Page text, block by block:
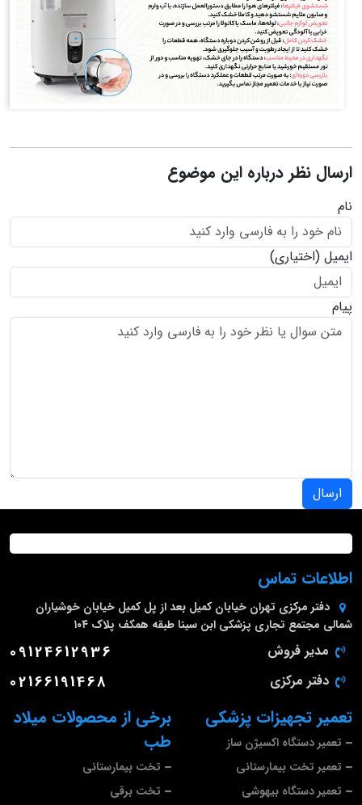
ارسال نظر درباره این موضوع
نام
ایمیل (اختیاری)
پیام
ارسال
برخی از محصولات میلاد
طب
تخت بیمارستانی
تخت برقی
تعمیر تجهیزات پزشکی
تعمیر دستگاه اکسیژن ساز
تعمیر تخت بیمارستانی
تعمیر دستگاه بیهوشی
اطلاعات تماس
دفتر مرکزی تهران خیابان کمیل بعد از پل کمیل خیابان خوشیاران
شمالی مجتمع تجاری پزشکی ابن سینا طبقه همکف پلاک ۱۰۴
مدیر فروش 09124612936
دفتر مرکزی 02166191468